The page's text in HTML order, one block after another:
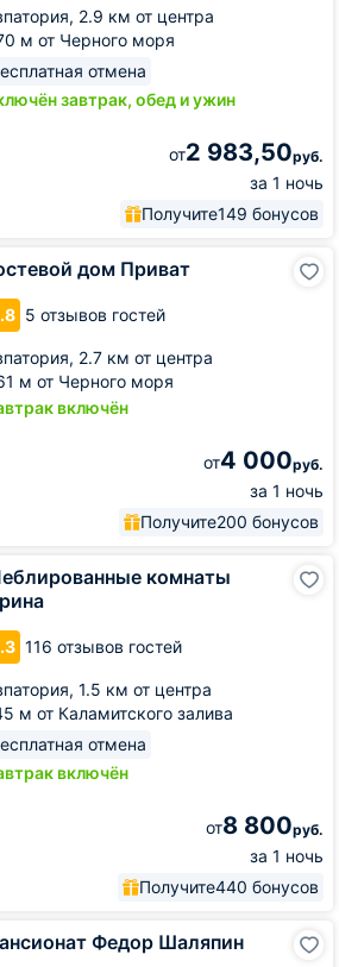
2.9 км от центра
м от Черного моря
отмена
завтрак, обед и ужин
от2 983,50руб.
за 1 ночь
Получите149 бонусов
дом Приват
5 отзывов гостей
2.7 км от центра
м от Черного моря
включён
от4 000руб.
за 1 ночь
Получите200 бонусов
комнаты
116 отзывов гостей
1.5 км от центра
м от Каламитского залива
отмена
включён
от8 800руб.
за 1 ночь
Получите440 бонусов
Федор Шаляпин